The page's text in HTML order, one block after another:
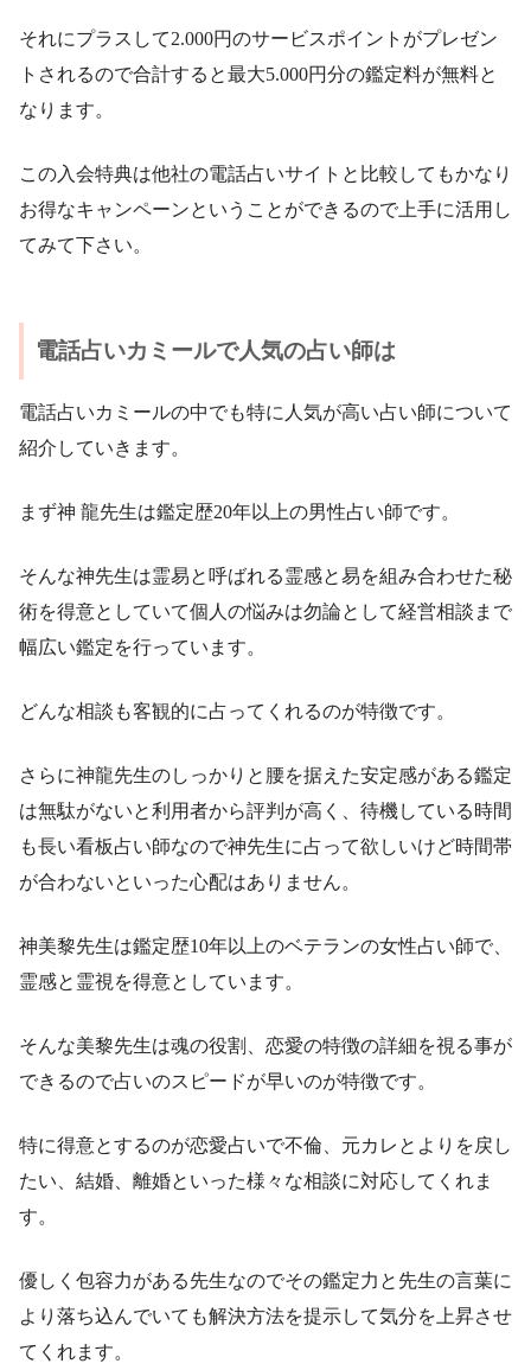
それにプラスして2.000円のサービスポイントがプレゼン
トされるので合計すると最大5.000円分の鑑定料が無料と
なります。
この入会特典は他社の電話占いサイトと比較してもかなり
お得なキャンペーンということができるので上手に活用し
てみて下さい。
電話占いカミールで人気の占い師は
電話占いカミールの中でも特に人気が高い占い師について
紹介していきます。
まず神 龍先生は鑑定歴20年以上の男性占い師です。
そんな神先生は霊易と呼ばれる霊感と易を組み合わせた秘
術を得意としていて個人の悩みは勿論として経営相談まで
幅広い鑑定を行っています。
どんな相談も客観的に占ってくれるのが特徴です。
さらに神龍先生のしっかりと腰を据えた安定感がある鑑定
は無駄がないと利用者から評判が高く、待機している時間
も長い看板占い師なので神先生に占って欲しいけど時間帯
が合わないといった心配はありません。
神美黎先生は鑑定歴10年以上のベテランの女性占い師で、
霊感と霊視を得意としています。
そんな美黎先生は魂の役割、恋愛の特徴の詳細を視る事が
できるので占いのスピードが早いのが特徴です。
特に得意とするのが恋愛占いで不倫、元カレとよりを戻し
たい、結婚、離婚といった様々な相談に対応してくれま
す。
優しく包容力がある先生なのでその鑑定力と先生の言葉に
より落ち込んでいても解決方法を提示して気分を上昇させ
てくれます。